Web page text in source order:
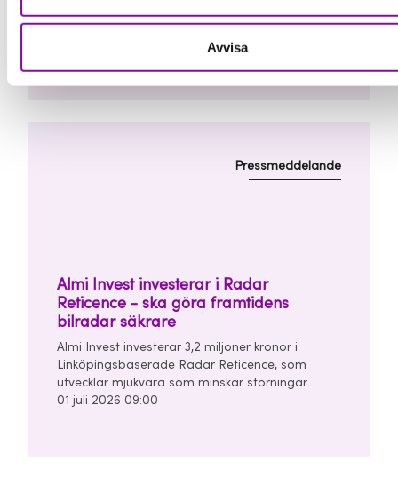
Avvisa
utvecklar en ny teknik för produktion av grön
vätgas. Investeringen görs tillsammans med Trio
Almi Invest investerar i Radar
Reticence - ska göra framtidens
bilradar säkrare
Pressmeddelande
Almi Invest investerar 3,2 miljoner kronor i
Linköpingsbaserade Radar Reticence, som
utvecklar mjukvara som minskar störningar
mellan bilars radarsystem. Investeringen görs
01 juli 2026 09:00